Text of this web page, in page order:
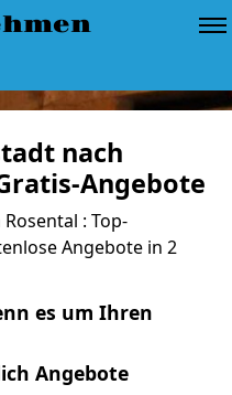
nach
Angebote
: Top-
Angebote in 2
es um Ihren
Angebote